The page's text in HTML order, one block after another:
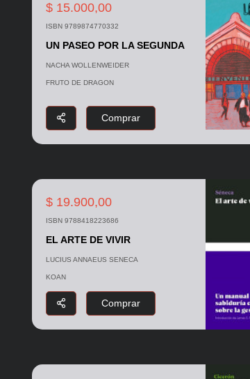
$ 15.000,00
ISBN 9789874770332
UN PASEO POR LA SEGUNDA
NACHA WOLLENWEIDER
FRUTO DE DRAGON
Comprar
$ 19.900,00
ISBN 9788418223686
EL ARTE DE VIVIR
LUCIUS ANNAEUS SENECA
KOAN
Comprar